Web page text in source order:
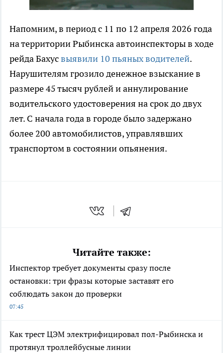
Напомним, в период с 11 по 12 апреля 2026 года
на территории Рыбинска автоинспекторы в ходе
рейда Бахусвыявили 10 пьяных водителей.
Нарушителям грозило денежное взыскание в
размере 45 тысяч рублей и аннулирование
водительского удостоверения на срок до двух
лет. С начала года в городе было задержано
более 200 автомобилистов, управлявших
транспортом в состоянии опьянения.
Читайте также:
Инспектор требует документы сразу после
остановки: три фразы которые заставят его
соблюдать закон до проверки
07:45
Как трест ЦЭМ электрифицировал пол-Рыбинска и
протянул троллейбусные линии